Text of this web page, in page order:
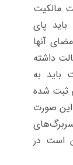
مالکیت
پای
آنها
داشته
باید به
ثبت شده
این صورت
است در